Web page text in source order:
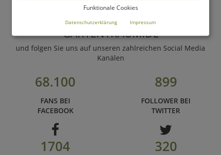
WERDEN SIE FAN VON
GARTENTRAUM.DE
und folgen Sie uns auf unseren zahlreichen Social Media
Kanälen
68.100
FANS BEI
FACEBOOK
899
FOLLOWER BEI
TWITTER
1704 320
Funktionale Cookies
Datenschutzerklärung Impressum